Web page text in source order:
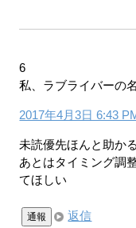
6
私、ラブライバーの
2017年4月3日 6:43
未読優先ほんと助か
あとはタイミング調
てほしい
通報 返信